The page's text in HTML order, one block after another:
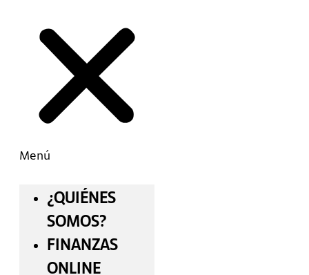
Menú
¿QUIÉNES
SOMOS?
FINANZAS
ONLINE